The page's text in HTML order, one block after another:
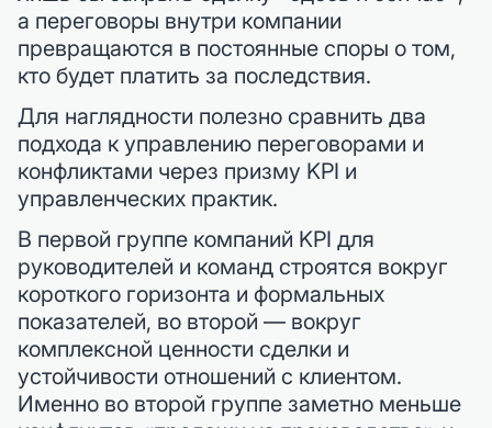
а переговоры внутри компании
превращаются в постоянные споры о том,
кто будет платить за последствия.
Для наглядности полезно сравнить два
подхода к управлению переговорами и
конфликтами через призму KPI и
управленческих практик.
В первой группе компаний KPI для
руководителей и команд строятся вокруг
короткого горизонта и формальных
показателей, во второй — вокруг
комплексной ценности сделки и
устойчивости отношений с клиентом.
Именно во второй группе заметно меньше